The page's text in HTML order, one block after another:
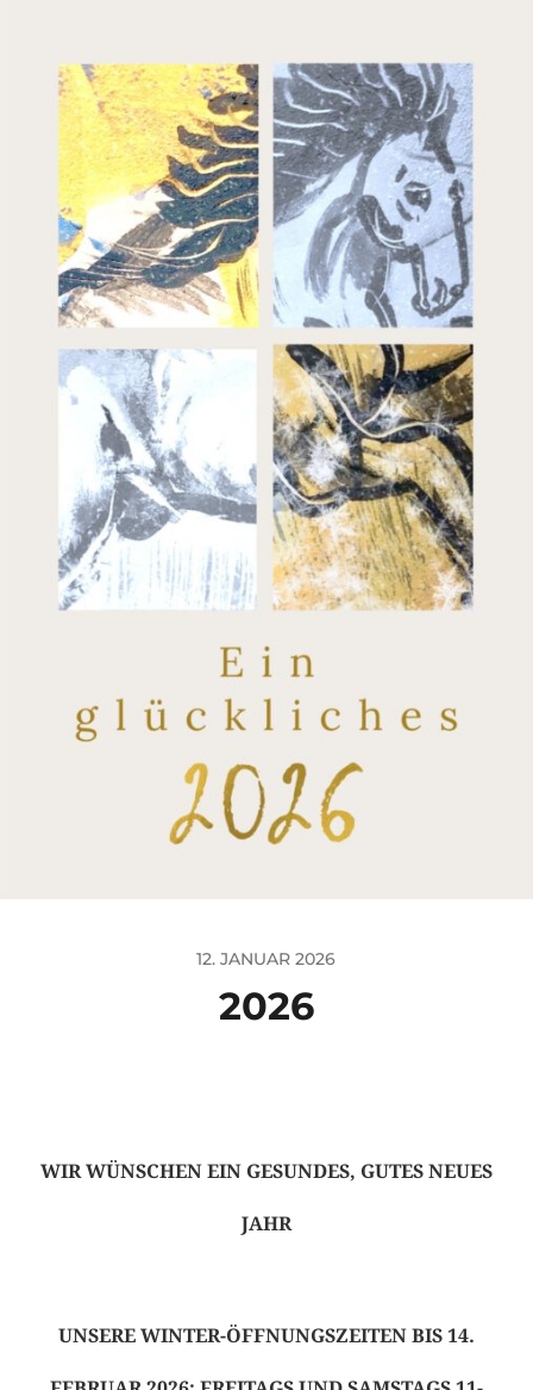
12. JANUAR 2026
2026
WIR WÜNSCHEN EIN GESUNDES, GUTES NEUES
JAHR
UNSERE WINTER-ÖFFNUNGSZEITEN BIS 14.